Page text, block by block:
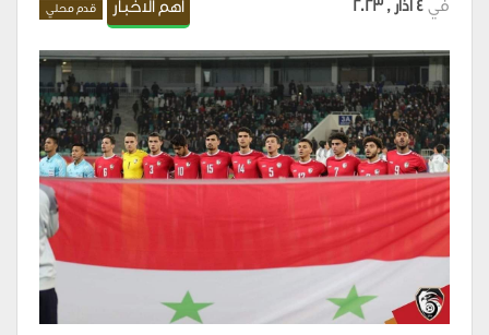
اهم الاخبار قدم محلي في 4 آذار , 2023